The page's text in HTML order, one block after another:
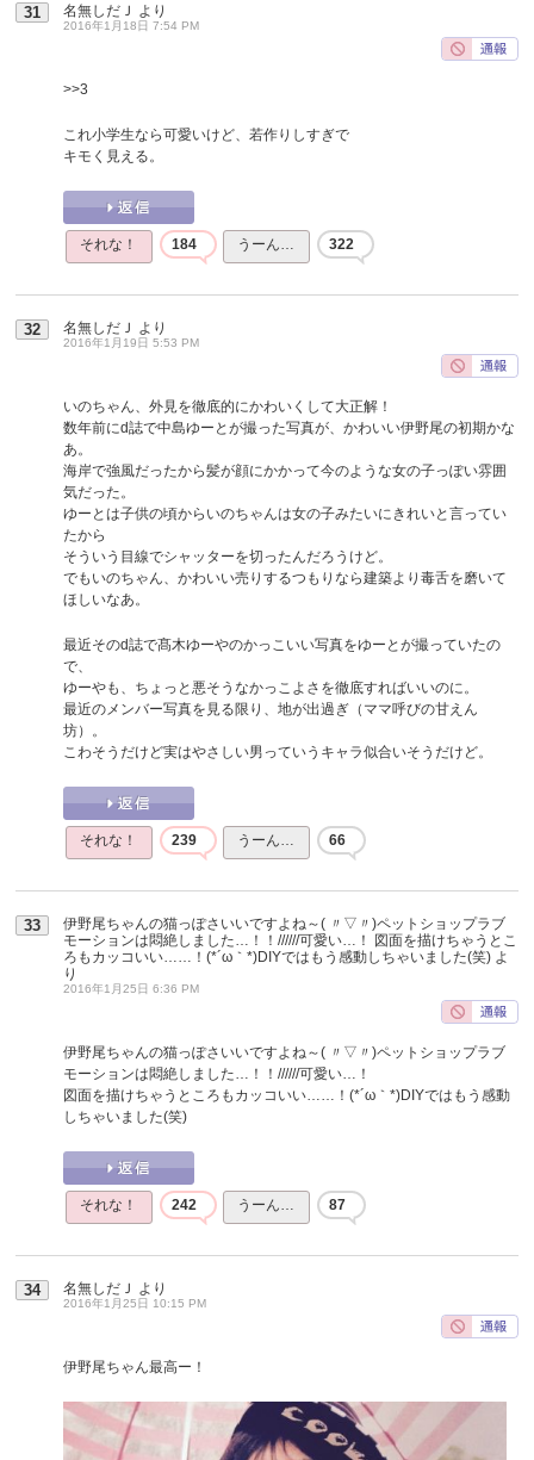
31 名無しだＪ より
2016年1月18日 7:54 PM
>>3
これ小学生なら可愛いけど、若作りしすぎで
キモく見える。
それな！ 184 うーん… 322
32 名無しだＪ より
2016年1月19日 5:53 PM
いのちゃん、外見を徹底的にかわいくして大正解！
数年前にd誌で中島ゆーとが撮った写真が、かわいい伊野尾の初期かな
あ。
海岸で強風だったから髪が顔にかかって今のような女の子っぽい雰囲
気だった。
ゆーとは子供の頃からいのちゃんは女の子みたいにきれいと言ってい
たから
そういう目線でシャッターを切ったんだろうけど。
でもいのちゃん、かわいい売りするつもりなら建築より毒舌を磨いて
ほしいなあ。
最近そのd誌で髙木ゆーやのかっこいい写真をゆーとが撮っていたの
で、
ゆーやも、ちょっと悪そうなかっこよさを徹底すればいいのに。
最近のメンバー写真を見る限り、地が出過ぎ（ママ呼びの甘えん
坊）。
こわそうだけど実はやさしい男っていうキャラ似合いそうだけど。
それな！ 239 うーん… 66
33
伊野尾ちゃんの猫っぽさいいですよね～( 〃▽〃)ペットショップラブ
モーションは悶絶しました…！！//////可愛い…！ 図面を描けちゃうとこ
ろもカッコいい……！(*´ω｀*)DIYではもう感動しちゃいました(笑) よ
り
2016年1月25日 6:36 PM
伊野尾ちゃんの猫っぽさいいですよね～( 〃▽〃)ペットショップラブ
モーションは悶絶しました…！！//////可愛い…！
図面を描けちゃうところもカッコいい……！(*´ω｀*)DIYではもう感動
しちゃいました(笑)
それな！ 242 うーん… 87
34 名無しだＪ より
2016年1月25日 10:15 PM
伊野尾ちゃん最高ー！